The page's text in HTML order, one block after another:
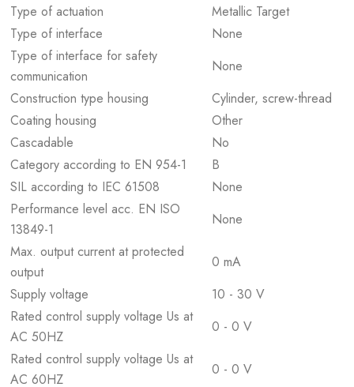
Type of actuation
Metallic Target
Type of interface
None
Type of interface for safety
communication
None
Construction type housing
Cylinder, screw-thread
Coating housing
Other
Cascadable
No
Category according to EN 954-1
B
SIL according to IEC 61508
None
Performance level acc. EN ISO
13849-1
None
Max. output current at protected
output
0 mA
Supply voltage
10 - 30 V
Rated control supply voltage Us at
AC 50HZ
0 - 0 V
Rated control supply voltage Us at
AC 60HZ
0 - 0 V